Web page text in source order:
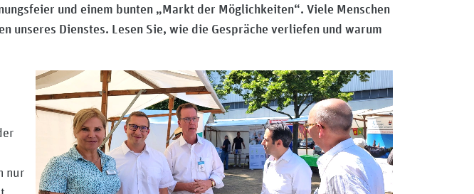
und einem bunten „Markt der Möglichkeiten“. Viele Menschen
Dienstes. Lesen Sie, wie die Gespräche verliefen und warum
nur